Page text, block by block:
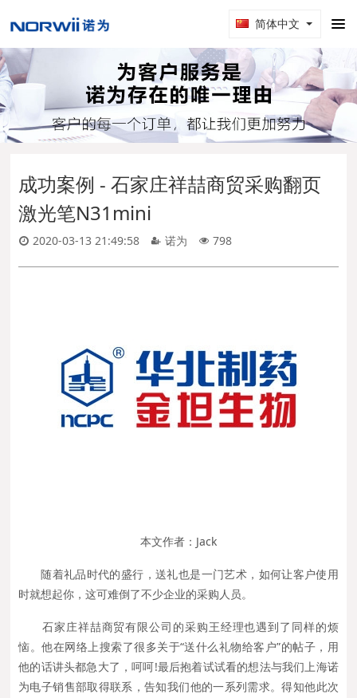
简体中文
成功案例 - 石家庄祥喆商贸采购翻页
激光笔N31mini
2020-03-13 21:49:58 诺为 798
本文作者：Jack
随着礼品时代的盛行，送礼也是一门艺术，如何让客户使用
时就想起你，这可难倒了不少企业的采购人员。
石家庄祥喆商贸有限公司的采购王经理也遇到了同样的烦
恼。他在网络上搜索了很多关于“送什么礼物给客户”的帖子，用
他的话讲头都急大了，呵呵!最后抱着试试看的想法与我们上海诺
为电子销售部取得联系，告知我们他的一系列需求。得知他此次